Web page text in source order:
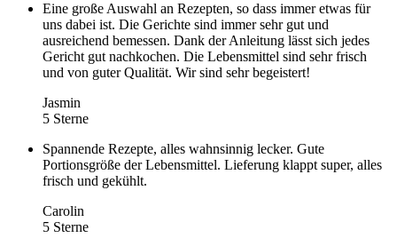
Eine große Auswahl an Rezepten, so dass immer etwas für
uns dabei ist. Die Gerichte sind immer sehr gut und
ausreichend bemessen. Dank der Anleitung lässt sich jedes
Gericht gut nachkochen. Die Lebensmittel sind sehr frisch
und von guter Qualität. Wir sind sehr begeistert!
Jasmin
5 Sterne
Spannende Rezepte, alles wahnsinnig lecker. Gute
Portionsgröße der Lebensmittel. Lieferung klappt super, alles
frisch und gekühlt.
Carolin
5 Sterne